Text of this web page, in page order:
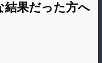
結果だった方へ